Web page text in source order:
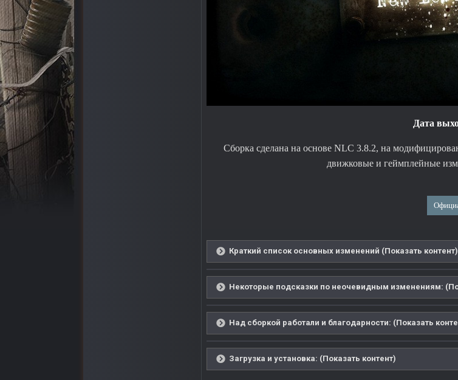
Дата
Сборка сделана на основе NLC 3.8.2, на
движковые и геймплейные
Краткий список основных изменений (Показать контент)
Некоторые подсказки по неочевидным изменениям:
Над сборкой работали и благодарности: (Показать
Загрузка и установка: (Показать контент)